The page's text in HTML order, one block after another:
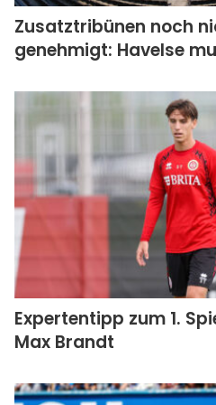
Zusatztribünen noch
genehmigt: Havelse
Expertentipp zum 1.
Max Brandt